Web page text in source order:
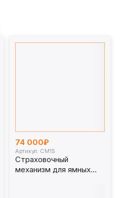
74 000₽
Артикул: СМ15
Страховочный
механизм для ямных